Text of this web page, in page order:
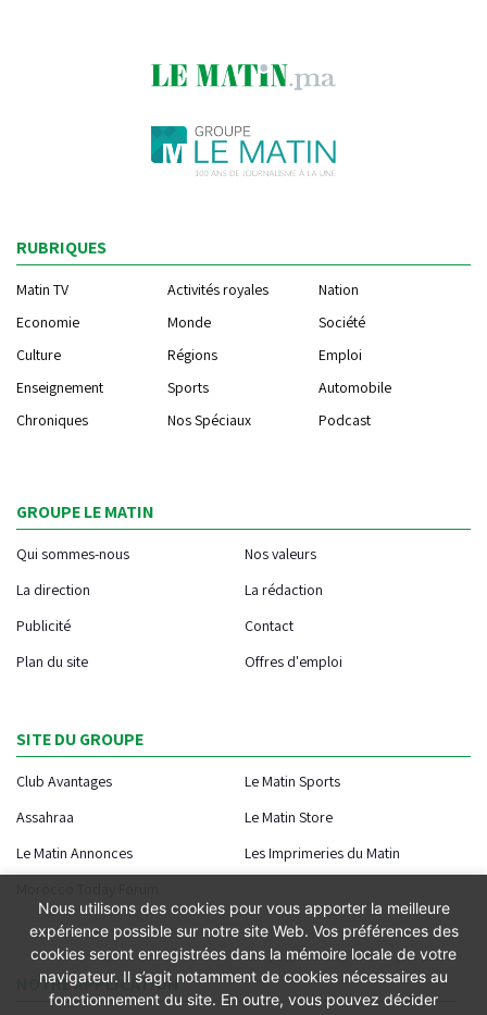
RUBRIQUES
Matin TV Activités royales
Nation
Economie
Monde
Société
Culture
Régions
Emploi
Enseignement
Sports
Automobile
Chroniques
Nos Spéciaux Podcast
GROUPE LE MATIN
Qui sommes-nous
Nos valeurs
La direction
La rédaction
Publicité
Contact
Plan du site
Offres d'emploi
SITE DU GROUPE
Club Avantages
Le Matin Sports
Assahraa
Le Matin Store
Le Matin Annonces
Les Imprimeries du Matin
NOTRE APPLICATION
Nous utilisons des cookies pour vous apporter la meilleure
expérience possible sur notre site Web. Vos préférences des
cookies seront enregistrées dans la mémoire locale de votre
navigateur. Il s’agit notamment de cookies nécessaires au
fonctionnement du site. En outre, vous pouvez décider